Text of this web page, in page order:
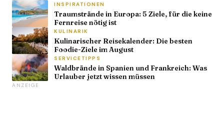
INSPIRATIONEN
Traumstrände in Europa: 5 Ziele, für die keine
Fernreise nötig ist
KULINARIK
Kulinarischer Reisekalender: Die besten
Foodie-Ziele im August
SERVICETIPPS
Waldbrände in Spanien und Frankreich: Was
Urlauber jetzt wissen müssen
ANZEIGE